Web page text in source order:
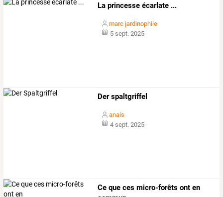
La princesse écarlate ...
marc jardinophile
5 sept. 2025
Der spaltgriffel
anais
4 sept. 2025
Ce que ces micro-forêts ont en